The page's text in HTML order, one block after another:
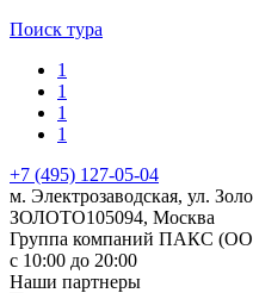
Поиск тура
1
1
1
1
+7 (495) 127-05-04
м. Электрозаводская, ул.
ЗОЛОТО105094, Москва
Группа компаний ПАКС
с 10:00 до 20:00
Наши партнеры